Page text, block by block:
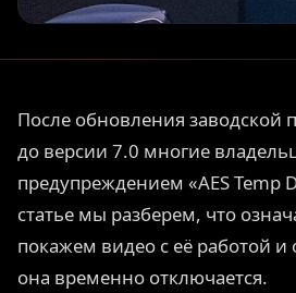
После обновления заводской
до версии 7.0 многие
предупреждением «AES Temp
статье мы разберем, что
покажем видео с её работой
она временно отключается.